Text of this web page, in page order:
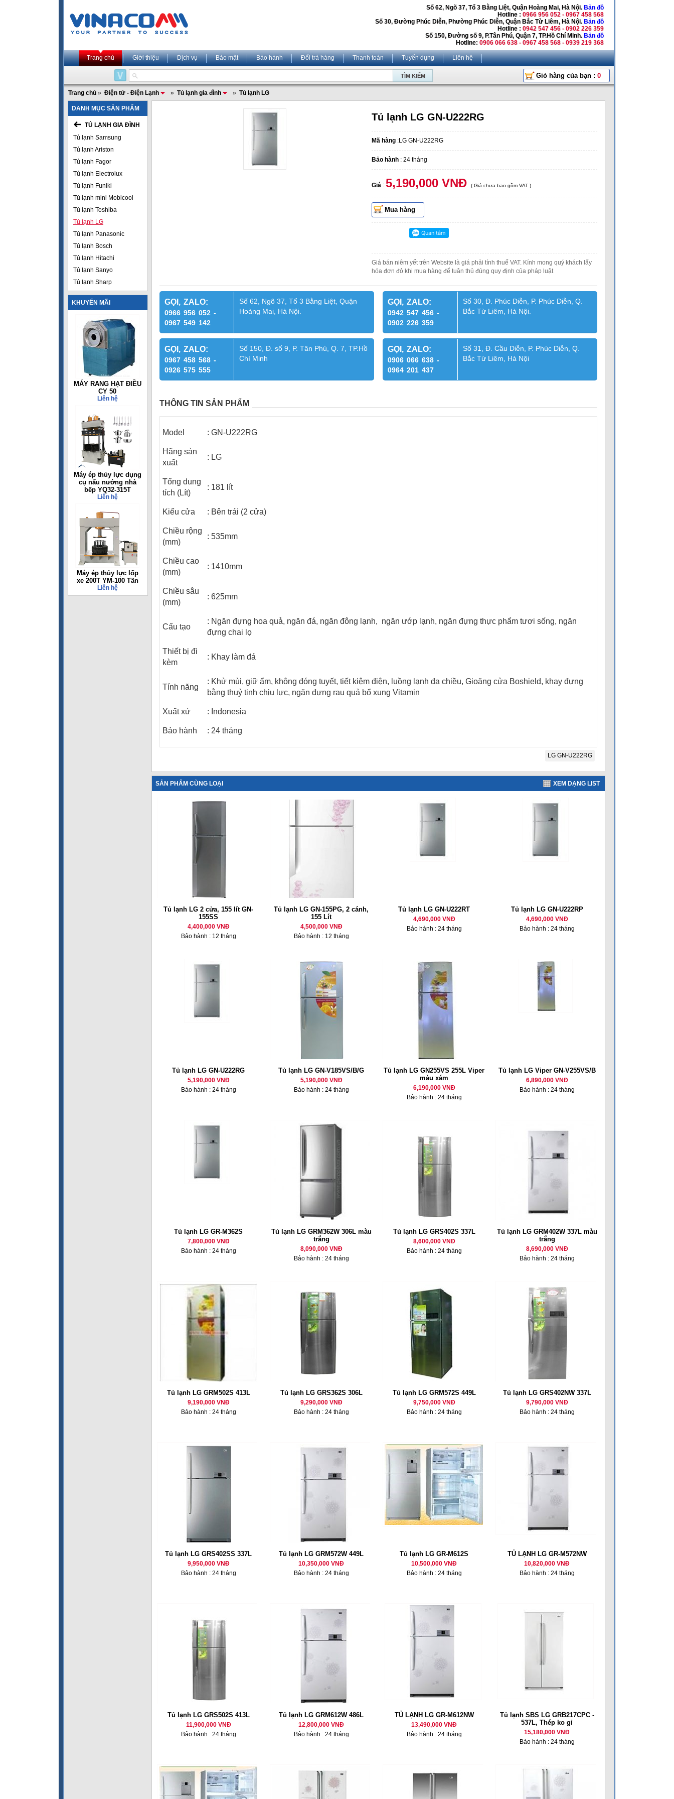
Số 62, Ngõ 37, Tổ 3 Bằng Liệt, Quận Hoàng Mai, Hà Nội. Bản đồ
Hotline : 0966 956 052 - 0967 458 568
Số 30, Đường Phúc Diễn, Phường Phúc Diễn, Quận Bắc Từ Liêm, Hà Nội. Bản đồ
Hotline : 0942 547 456 - 0902 226 359
Số 150, Đường số 9, P.Tân Phú, Quận 7, TP.Hồ Chí Minh. Bản đồ
Hotline: 0906 066 638 - 0967 458 568 - 0939 219 368
Trang chủ Giới thiệu Dịch vụ Bảo mật Bảo hành Đổi trả hàng Thanh toán Tuyển dụng Liên hệ
Giỏ hàng của bạn : 0
Trang chủ » Điện tử - Điện Lạnh » Tủ lạnh gia đình » Tủ lạnh LG
DANH MỤC SẢN PHẨM
TỦ LẠNH GIA ĐÌNH
Tủ lạnh Samsung
Tủ lạnh Ariston
Tủ lạnh Fagor
Tủ lạnh Electrolux
Tủ lạnh Funiki
Tủ lạnh mini Mobicool
Tủ lạnh Toshiba
Tủ lạnh LG
Tủ lạnh Panasonic
Tủ lạnh Bosch
Tủ lạnh Hitachi
Tủ lạnh Sanyo
Tủ lạnh Sharp
KHUYẾN MÃI
MÁY RANG HẠT ĐIỀU
CY 50
Liên hệ
Máy ép thủy lực dụng
cụ nấu nướng nhà
bếp YQ32-315T
Liên hệ
Máy ép thủy lực lốp
xe 200T YM-100 Tấn
Liên hệ
Tủ lạnh LG GN-U222RG
Mã hàng :LG GN-U222RG
Bảo hành : 24 tháng
Giá : 5,190,000 VNĐ ( Giá chưa bao gồm VAT )
Mua hàng
Giá bán niêm yết trên Website là giá phải tính thuế VAT. Kính mong quý khách lấy
hóa đơn đỏ khi mua hàng để tuân thủ đúng quy định của pháp luật
GỌI, ZALO:
0966 956 052 -
0967 549 142
Số 62, Ngõ 37, Tổ 3 Bằng Liệt, Quận
Hoàng Mai, Hà Nội.
GỌI, ZALO:
0942 547 456 -
0902 226 359
Số 30, Đ. Phúc Diễn, P. Phúc Diễn, Q.
Bắc Từ Liêm, Hà Nội.
GỌI, ZALO:
0967 458 568 -
0926 575 555
Số 150, Đ. số 9, P. Tân Phú, Q. 7, TP.Hồ
Chí Minh
GỌI, ZALO:
0906 066 638 -
0964 201 437
Số 31, Đ. Cầu Diễn, P. Phúc Diễn, Q.
Bắc Từ Liêm, Hà Nội
THÔNG TIN SẢN PHẨM
Model : GN-U222RG
Hãng sản
xuất
: LG
Tổng dung
tích (Lít)
: 181 lít
Kiểu cửa : Bên trái (2 cửa)
Chiều rộng
(mm)
: 535mm
Chiều cao
(mm)
: 1410mm
Chiều sâu
(mm)
: 625mm
Cấu tạo
: Ngăn đựng hoa quả, ngăn đá, ngăn đông lạnh, ngăn ướp lạnh, ngăn đựng thực phẩm tươi sống, ngăn
đựng chai lọ
Thiết bị đi
kèm
: Khay làm đá
Tính năng
: Khử mùi, giữ ẩm, không đóng tuyết, tiết kiệm điện, luồng lạnh đa chiều, Gioăng cửa Boshield, khay đựng
bằng thuỷ tinh chịu lực, ngăn đựng rau quả bổ xung Vitamin
Xuất xứ : Indonesia
Bảo hành : 24 tháng
LG GN-U222RG
SẢN PHẨM CÙNG LOẠI XEM DẠNG LIST
Tủ lạnh LG 2 cửa, 155 lít GN-
155SS
4,400,000 VNĐ
Bảo hành : 12 tháng
Tủ lạnh LG GN-155PG, 2 cánh,
155 Lít
4,500,000 VNĐ
Bảo hành : 12 tháng
Tủ lạnh LG GN-U222RT
4,690,000 VNĐ
Bảo hành : 24 tháng
Tủ lạnh LG GN-U222RP
4,690,000 VNĐ
Bảo hành : 24 tháng
Tủ lạnh LG GN-U222RG
5,190,000 VNĐ
Bảo hành : 24 tháng
Tủ lạnh LG GN-V185VS/B/G
5,190,000 VNĐ
Bảo hành : 24 tháng
Tủ lạnh LG GN255VS 255L Viper
màu xám
6,190,000 VNĐ
Bảo hành : 24 tháng
Tủ lạnh LG Viper GN-V255VS/B
6,890,000 VNĐ
Bảo hành : 24 tháng
Tủ lạnh LG GR-M362S
7,800,000 VNĐ
Bảo hành : 24 tháng
Tủ lạnh LG GRM362W 306L màu
trắng
8,090,000 VNĐ
Bảo hành : 24 tháng
Tủ lạnh LG GRS402S 337L
8,600,000 VNĐ
Bảo hành : 24 tháng
Tủ lạnh LG GRM402W 337L màu
trắng
8,690,000 VNĐ
Bảo hành : 24 tháng
Tủ lạnh LG GRM502S 413L
9,190,000 VNĐ
Bảo hành : 24 tháng
Tủ lạnh LG GRS362S 306L
9,290,000 VNĐ
Bảo hành : 24 tháng
Tủ lạnh LG GRM572S 449L
9,750,000 VNĐ
Bảo hành : 24 tháng
Tủ lạnh LG GRS402NW 337L
9,790,000 VNĐ
Bảo hành : 24 tháng
Tủ lạnh LG GRS402SS 337L
9,950,000 VNĐ
Bảo hành : 24 tháng
Tủ lạnh LG GRM572W 449L
10,350,000 VNĐ
Bảo hành : 24 tháng
Tủ lạnh LG GR-M612S
10,500,000 VNĐ
Bảo hành : 24 tháng
TỦ LẠNH LG GR-M572NW
10,820,000 VNĐ
Bảo hành : 24 tháng
Tủ lạnh LG GRS502S 413L
11,900,000 VNĐ
Bảo hành : 24 tháng
Tủ lạnh LG GRM612W 486L
12,800,000 VNĐ
Bảo hành : 24 tháng
TỦ LẠNH LG GR-M612NW
13,490,000 VNĐ
Bảo hành : 24 tháng
Tủ lạnh SBS LG GRB217CPC -
537L, Thép ko gỉ
15,180,000 VNĐ
Bảo hành : 24 tháng